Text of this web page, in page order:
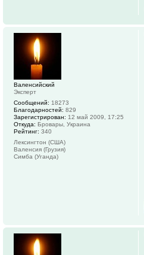
Валенсийский
Эксперт
Сообщений: 18273
Благодарностей: 829
Зарегистрирован: 12 май 2009, 17:25
Откуда: Бровары, Украина
Рейтинг: 340
Лексингтон (США)
Валенсия (Грузия)
Симба (Уганда)